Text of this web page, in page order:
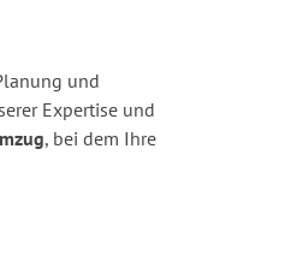
und
Expertise und
, bei dem Ihre